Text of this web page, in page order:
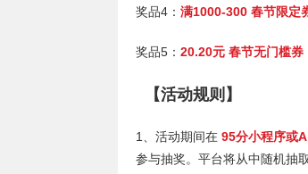
奖品4： 满1000-300 春节限定
奖品5： 20.20元 春节无门槛券
【活动规则】
1、活动期间在 95分小程序或
参与抽奖。平台将从中随机抽取